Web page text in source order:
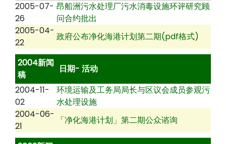
2005-07-
26
昂船洲污水处理厂污水消毒设施环评研究顾
问合约批出
2005-04-
22
政府公布净化海港计划第二期(pdf格式)
2004新闻
稿
日期- 活动
2004-11-
02
环境运输及工务局局长与区议会成员参观污
水处理设施
2004-06-
21
「净化海港计划」第二期公众谘询